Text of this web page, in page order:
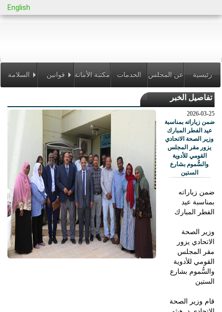
English
السلامة قوانين مكتبة الأمانة الخدمات
الالكترونية
عن المجلس رئيسية
تفاصيل الخبر
2026-03-25
ضمن زياراته بمناسبة
عيد الفطر المبارك
وزير الصحة الاتحادي
يزور مقر المجلس
القومي للأدوية
والسُّموم بشارع
الستين
ضمن زياراته
بمناسبة عيد
الفطر المبارك
وزير الصحة
الاتحادي يزور
مقر المجلس
القومي للأدوية
والسُّموم بشارع
الستين
قام وزير الصحة